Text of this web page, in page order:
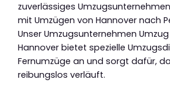
zuverlässiges
mit Umzügen von Hannover nach
Unser Umzugsunternehmen
Hannover bietet spezielle
Fernumzüge an und sorgt dafür,
reibungslos verläuft.